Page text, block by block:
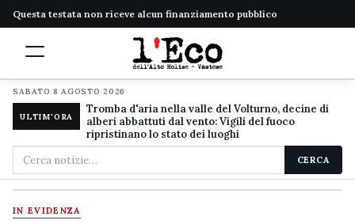
Questa testata non riceve alcun finanziamento pubblico
SABATO 8 AGOSTO 2026
ULTIM'ORA
Tromba d'aria nella valle del Volturno, decine di
alberi abbattuti dal vento: Vigili del fuoco
ripristinano lo stato dei luoghi
Cerca
nel
sito
CERCA
IN EVIDENZA